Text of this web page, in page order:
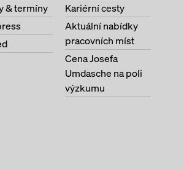
& termíny
Kariérní cesty
Aktuální nabídky
pracovních míst
Cena Josefa
Umdasche na poli
výzkumu